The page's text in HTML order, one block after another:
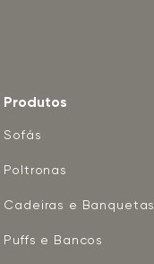
Produtos
Sofás
Poltronas
Cadeiras e Banquetas
Puffs e Bancos